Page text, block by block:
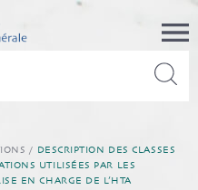
/ DESCRIPTION DES CLASSES
UTILISÉES PAR LES
EN CHARGE DE L’HTA